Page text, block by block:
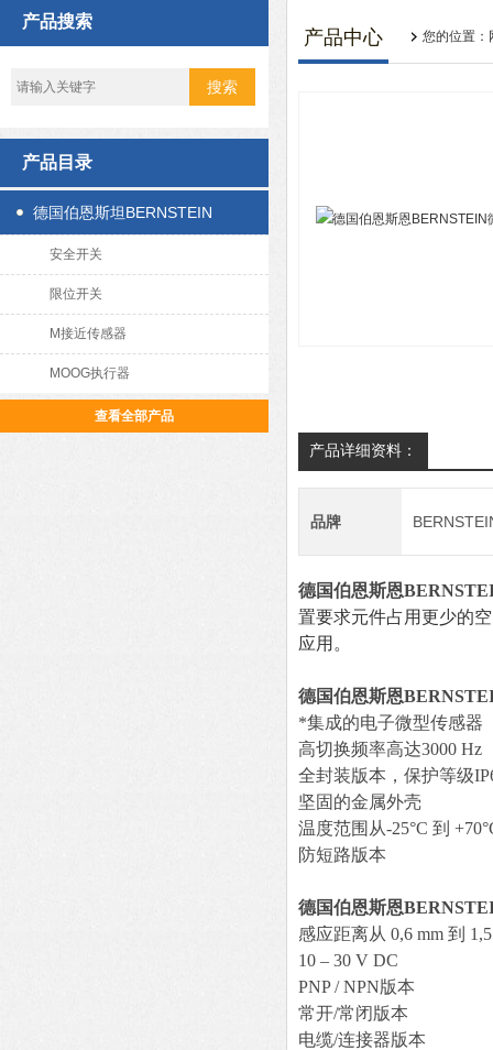
产品搜索
产品目录
德国伯恩斯坦BERNSTEIN
安全开关
限位开关
M接近传感器
MOOG执行器
查看全部产品
产品中心 您的位置：
产品详细资料：
品牌
德国伯恩斯恩
置要求元件占用更少的
应用。
德国伯恩斯恩
*集成的电子微型传感器
高切换频率高达3000 Hz
全封装版本，保护等级
坚固的金属外壳
温度范围从-25°C 到
防短路版本
德国伯恩斯恩
感应距离从 0,6 mm 到
10 – 30 V DC
PNP / NPN版本
常开/常闭版本
电缆/连接器版本